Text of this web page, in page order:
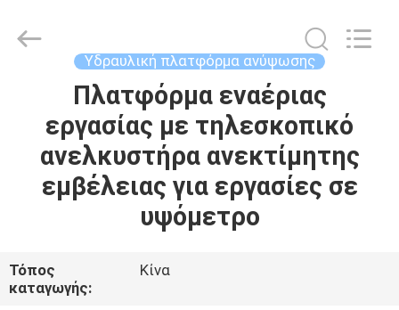
ΠΡΟΪΌΝΤΑ
ΣΧΕΤΙΚΆ
ΕΜΆΣ
Υδραυλική πλατφόρμα ανύψωσης
Πλατφόρμα εναέριας
εργασίας με τηλεσκοπικό
ανελκυστήρα ανεκτίμητης
εμβέλειας για εργασίες σε
υψόμετρο
Τόπος
καταγωγής:
Κίνα